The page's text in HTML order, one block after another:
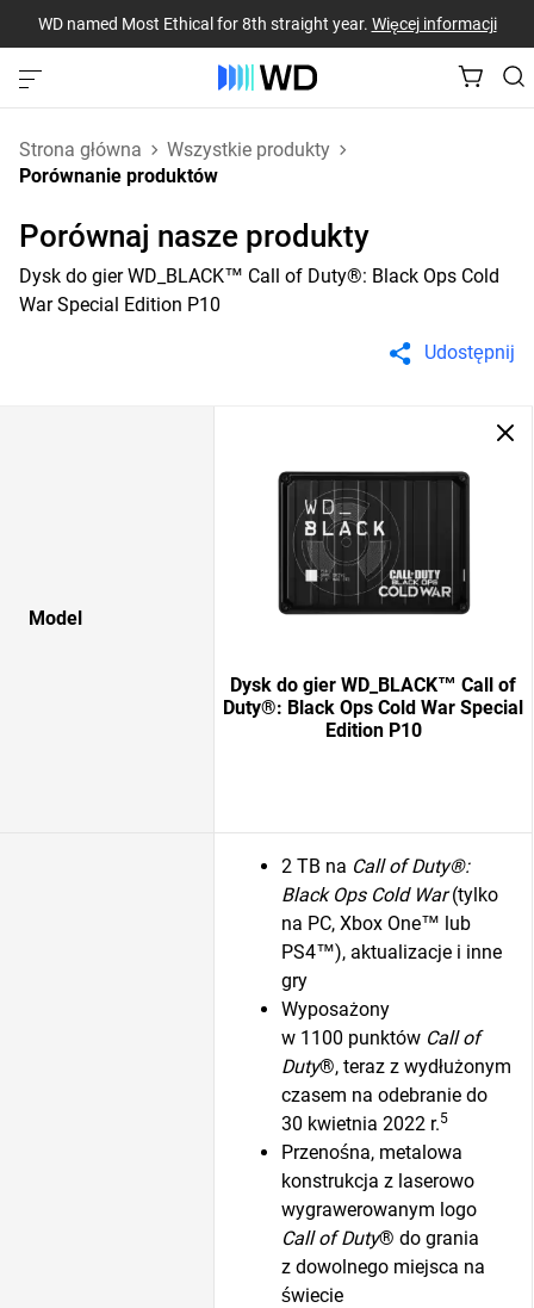
WD named Most Ethical for 8th straight year. Więcej informacji
Strona główna
Wszystkie produkty
Porównanie produktów
Porównaj nasze produkty
Dysk do gier WD_BLACK™ Call of Duty®: Black Ops Cold
War Special Edition P10
Udostępnij
Model
Dysk do gier WD_BLACK™ Call of
Duty®: Black Ops Cold War Special
Edition P10
2 TB na Call of Duty®:
Black Ops Cold War(tylko
na PC, Xbox One™ lub
PS4™), aktualizacje i inne
gry
Wyposażony
w 1100 punktów Call of
Duty®, teraz z wydłużonym
czasem na odebranie do
30 kwietnia 2022 r.5
Przenośna, metalowa
konstrukcja z laserowo
wygrawerowanym logo
Call of Duty® do grania
z dowolnego miejsca na
świecie